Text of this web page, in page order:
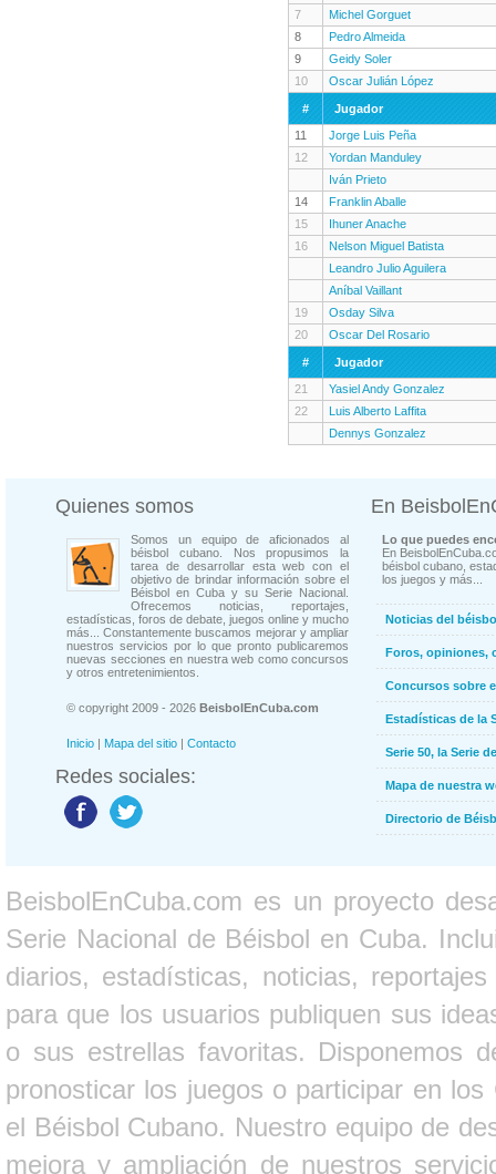
7
Michel Gorguet
8
Pedro Almeida
9
Geidy Soler
10
Oscar Julián López
#
Jugador
11
Jorge Luis Peña
12
Yordan Manduley
Iván Prieto
14
Franklin Aballe
15
Ihuner Anache
16
Nelson Miguel Batista
Leandro Julio Aguilera
Aníbal Vaillant
19
Osday Silva
20
Oscar Del Rosario
#
Jugador
21
Yasiel Andy Gonzalez
22
Luis Alberto Laffita
Dennys Gonzalez
Quienes somos
Somos un equipo de aficionados al
béisbol cubano. Nos propusimos la
tarea de desarrollar esta web con el
objetivo de brindar información sobre el
Béisbol en Cuba y su Serie Nacional.
Ofrecemos noticias, reportajes,
estadísticas, foros de debate, juegos online y mucho
más... Constantemente buscamos mejorar y ampliar
nuestros servicios por lo que pronto publicaremos
nuevas secciones en nuestra web como concursos
y otros entretenimientos.
© copyright 2009 - 2026 BeisbolEnCuba.com
Inicio | Mapa del sitio | Contacto
Redes sociales:
En
Lo que puedes
En
béisbol cubano,
los juegos y más...
Noticias del
Foros, opiniones,
Concursos sobre
Estadísticas de la
Serie 50, la Serie
Mapa de nuestra
Directorio de
BeisbolEnCuba.com es un proyecto
Serie Nacional de Béisbol en Cuba.
diarios, estadísticas, noticias,
para que los usuarios publiquen sus
o sus estrellas favoritas. Disponemos
pronosticar los juegos o participar en
el Béisbol Cubano. Nuestro equipo de
mejora y ampliación de nuestros